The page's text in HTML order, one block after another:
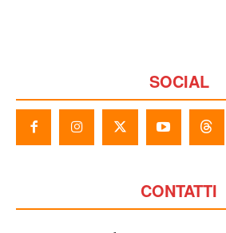
SOCIAL
CONTATTI